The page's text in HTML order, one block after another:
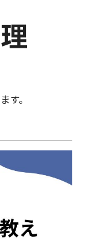
す。